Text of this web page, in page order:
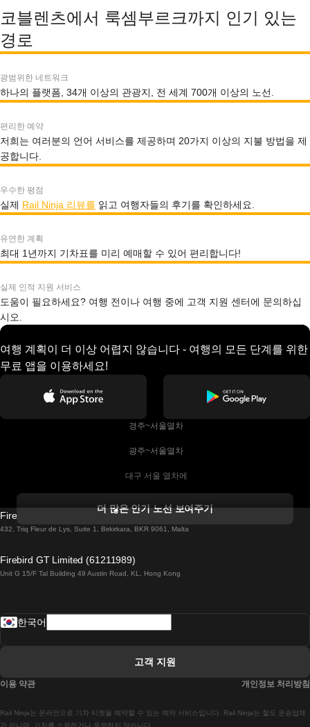
코블렌츠에서 룩셈부르크까지 인기 있는
경로
광범위한 네트워크
하나의 플랫폼, 34개 이상의 관광지, 전 세계 700개 이상의 노선.
편리한 예약
저희는 여러분의 언어 서비스를 제공하며 20가지 이상의 지불 방법을 제
공합니다.
우수한 평점
실제 Rail Ninja 리뷰를 읽고 여행자들의 후기를 확인하세요.
유연한 계획
최대 1년까지 기차표를 미리 예매할 수 있어 편리합니다!
실제 인적 지원 서비스
도움이 필요하세요? 여행 전이나 여행 중에 고객 지원 센터에 문의하십
시오.
여행 계획이 더 이상 어렵지 않습니다 - 여행의 모든 단계를 위한
무료 앱을 이용하세요!
경주~서울열차
광주~서울열차
대구 서울 열차에
더블린에서 골웨이 열차
로마에서 나폴리 열차
더 많은 인기 노선 보여주기
Firebird GT Limited (OC 1451)
432, Triq Fleur de Lys, Suite 1, Birkirkara, BKR 9061, Malta
Firebird GT Limited (61211989)
Unit G 15/F Tal Building 49 Austin Road, KL, Hong Kong
Rail Ninja는 온라인으로 기차 티켓을 예약할 수 있는 예약 서비스입니다. Rail Ninja는 철도 운송업체
가 아니며, 기차를 소유하거나 운영하지 않습니다.
한국어
고객 지원
이용 약관 개인정보 처리방침